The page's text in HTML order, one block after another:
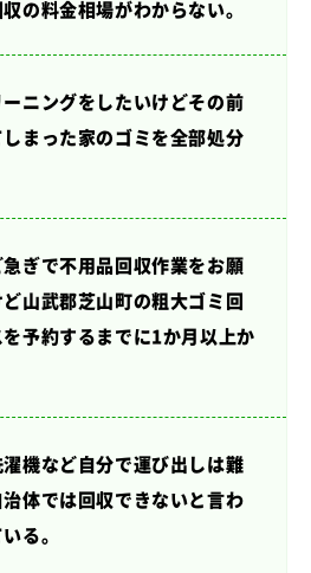
の料金相場がわからない。
ニングをしたいけどその前
まった家のゴミを全部処分
ぎで不用品回収作業をお願
山武郡芝山町の粗大ゴミ回
予約するまでに1か月以上か
機など自分で運び出しは難
治体では回収できないと言わ
る。